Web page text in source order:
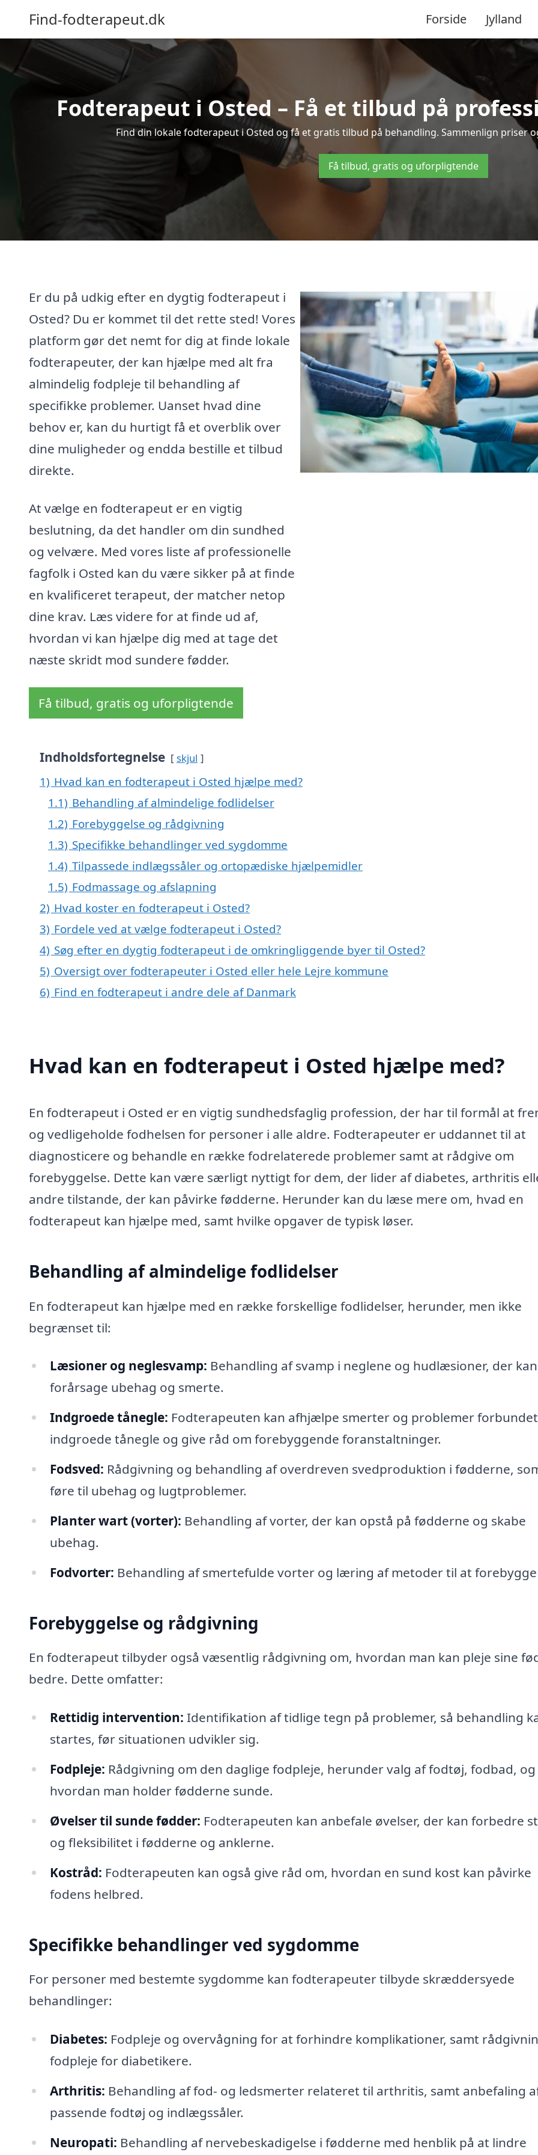
Find-fodterapeut.dk Forside Jylland
Fodterapeut i Osted – Få et tilbud på
Find din lokale fodterapeut i Osted og få et gratis tilbud på behandling. Sammenlign priser
Få tilbud, gratis og uforpligtende
Er du på udkig efter en dygtig fodterapeut i
Osted? Du er kommet til det rette sted! Vores
platform gør det nemt for dig at finde lokale
fodterapeuter, der kan hjælpe med alt fra
almindelig fodpleje til behandling af
specifikke problemer. Uanset hvad dine
behov er, kan du hurtigt få et overblik over
dine muligheder og endda bestille et tilbud
direkte.
At vælge en fodterapeut er en vigtig
beslutning, da det handler om din sundhed
og velvære. Med vores liste af professionelle
fagfolk i Osted kan du være sikker på at finde
en kvalificeret terapeut, der matcher netop
dine krav. Læs videre for at finde ud af,
hvordan vi kan hjælpe dig med at tage det
næste skridt mod sundere fødder.
Få tilbud, gratis og uforpligtende
Indholdsfortegnelse skjul
1) Hvad kan en fodterapeut i Osted hjælpe med?
1.1) Behandling af almindelige fodlidelser
1.2) Forebyggelse og rådgivning
1.3) Specifikke behandlinger ved sygdomme
1.4) Tilpassede indlægssåler og ortopædiske hjælpemidler
1.5) Fodmassage og afslapning
2) Hvad koster en fodterapeut i Osted?
3) Fordele ved at vælge fodterapeut i Osted?
4) Søg efter en dygtig fodterapeut i de omkringliggende byer til Osted?
5) Oversigt over fodterapeuter i Osted eller hele Lejre kommune
6) Find en fodterapeut i andre dele af Danmark
Hvad kan en fodterapeut i Osted hjælpe med?
En fodterapeut i Osted er en vigtig sundhedsfaglig profession, der har til formål at
og vedligeholde fodhelsen for personer i alle aldre. Fodterapeuter er uddannet til at
diagnosticere og behandle en række fodrelaterede problemer samt at rådgive om
forebyggelse. Dette kan være særligt nyttigt for dem, der lider af diabetes, arthritis
andre tilstande, der kan påvirke fødderne. Herunder kan du læse mere om, hvad en
fodterapeut kan hjælpe med, samt hvilke opgaver de typisk løser.
Behandling af almindelige fodlidelser
En fodterapeut kan hjælpe med en række forskellige fodlidelser, herunder, men ikke
begrænset til:
Læsioner og neglesvamp: Behandling af svamp i neglene og hudlæsioner, der kan
forårsage ubehag og smerte.
Indgroede tånegle: Fodterapeuten kan afhjælpe smerter og problemer
indgroede tånegle og give råd om forebyggende foranstaltninger.
Fodsved: Rådgivning og behandling af overdreven svedproduktion i fødderne,
føre til ubehag og lugtproblemer.
Planter wart (vorter): Behandling af vorter, der kan opstå på fødderne og skabe
ubehag.
Fodvorter: Behandling af smertefulde vorter og læring af metoder til at
Forebyggelse og rådgivning
En fodterapeut tilbyder også væsentlig rådgivning om, hvordan man kan pleje sine
bedre. Dette omfatter:
Rettidig intervention: Identifikation af tidlige tegn på problemer, så behandling
startes, før situationen udvikler sig.
Fodpleje: Rådgivning om den daglige fodpleje, herunder valg af fodtøj, fodbad, og
hvordan man holder fødderne sunde.
Øvelser til sunde fødder: Fodterapeuten kan anbefale øvelser, der kan forbedre
og fleksibilitet i fødderne og anklerne.
Kostråd: Fodterapeuten kan også give råd om, hvordan en sund kost kan påvirke
fodens helbred.
Specifikke behandlinger ved sygdomme
For personer med bestemte sygdomme kan fodterapeuter tilbyde skræddersyede
behandlinger:
Diabetes: Fodpleje og overvågning for at forhindre komplikationer, samt
fodpleje for diabetikere.
Arthritis: Behandling af fod- og ledsmerter relateret til arthritis, samt anbefaling
passende fodtøj og indlægssåler.
Neuropati: Behandling af nervebeskadigelse i fødderne med henblik på at lindre